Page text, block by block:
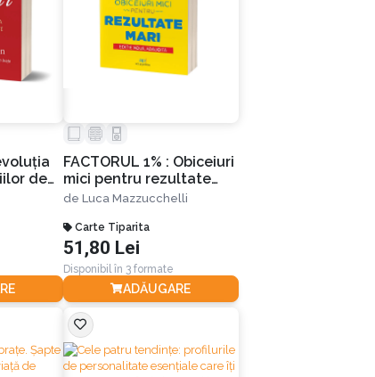
de
FACTORUL 1% : Obiceiuri
mici pentru rezultate
mari
de Luca Mazzucchelli
Carte Tiparita
51,80 Lei
Disponibil în 3 formate
ADĂUGARE